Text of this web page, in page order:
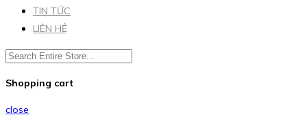
TIN TỨC
LIÊN HỆ
Shopping cart
close